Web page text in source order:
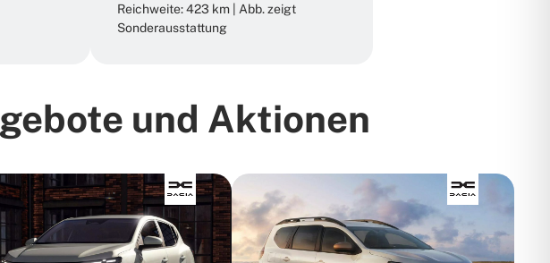
Reichweite: 423 km | Abb. zeigt
Sonderausstattung
und Aktionen